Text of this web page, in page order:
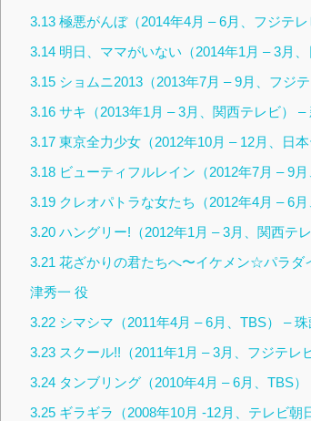
3.13 極悪がんぼ（2014年4月 – 6月、フジテ
3.14 明日、ママがいない（2014年1月 – 3月
3.15 ショムニ2013（2013年7月 – 9月、フジ
3.16 サキ（2013年1月 – 3月、関西テレビ） –
3.17 東京全力少女（2012年10月 – 12月、日
3.18 ビューティフルレイン（2012年7月 – 9
3.19 クレオパトラな女たち（2012年4月 – 6
3.20 ハングリー!（2012年1月 – 3月、関西テ
3.21 花ざかりの君たちへ〜イケメン☆パラダ
津秀一 役
3.22 シマシマ（2011年4月 – 6月、TBS） –
3.23 スクール!!（2011年1月 – 3月、フジテレ
3.24 タンブリング（2010年4月 – 6月、TBS
3.25 ギラギラ（2008年10月 -12月、テレビ朝